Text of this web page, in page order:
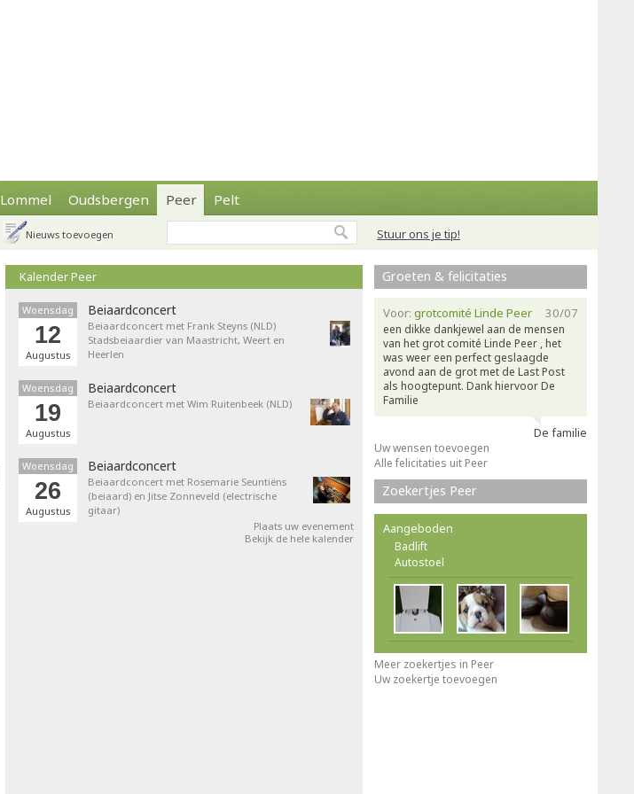
Lommel Oudsbergen Peer Pelt
Stuur ons je tip!
Nieuws toevoegen
Kalender Peer
Woensdag
12
Augustus
Beiaardconcert
Beiaardconcert met Frank Steyns (NLD)
Stadsbeiaardier van Maastricht, Weert en
Heerlen
Woensdag
19
Augustus
Beiaardconcert
Beiaardconcert met Wim Ruitenbeek (NLD)
Woensdag
26
Augustus
Beiaardconcert
Beiaardconcert met Rosemarie Seuntiëns
(beiaard) en Jitse Zonneveld (electrische
gitaar)
Plaats uw evenement
Bekijk de hele kalender
Groeten & felicitaties
30/07
Voor: grotcomité Linde Peer
een dikke dankjewel aan de mensen
van het grot comité Linde Peer , het
was weer een perfect geslaagde
avond aan de grot met de Last Post
als hoogtepunt. Dank hiervoor De
Familie
De familie
Uw wensen toevoegen
Alle felicitaties uit Peer
Zoekertjes Peer
Aangeboden
Badlift
Autostoel
Meer zoekertjes in Peer
Uw zoekertje toevoegen